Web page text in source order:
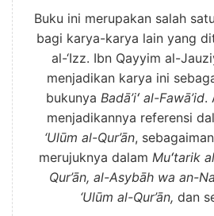
Buku ini merupakan salah
bagi karya-karya lain yang
al-‘Izz. Ibn Qayyim al-
menjadikan karya ini
bukunya Badā’iʻ al-Fawā’id.
menjadikannya referensi
‘Ulūm al-Qur’ān,
merujuknya dalam Muʻtarik
Qur’ān, al-Asybāh wa an-
‘Ulūm al-Qur’ān, dan